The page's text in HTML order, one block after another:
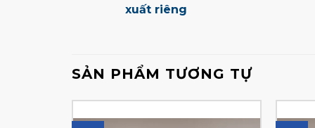
xuất riêng
SẢN PHẨM TƯƠNG TỰ